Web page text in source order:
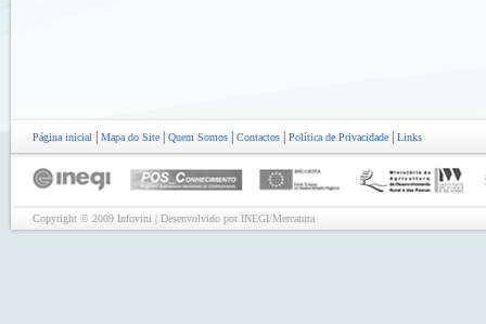
Página inicial Mapa do Site Quem Somos Contactos Política de Privacidade Links
Copyright © 2009 Infovini | Desenvolvido por INEGI/Mercatura